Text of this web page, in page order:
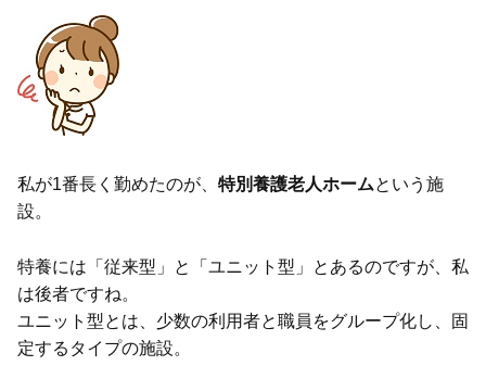
私が1番長く勤めたのが、 特別養護老人ホームという施
設。
特養には「従来型」と「ユニット型」とあるのですが、私
は後者ですね。
ユニット型とは、少数の利用者と職員をグループ化し、固
定するタイプの施設。